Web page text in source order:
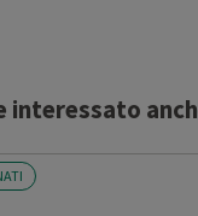
interessato